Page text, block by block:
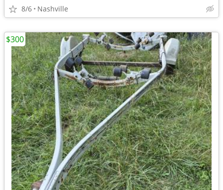
8/6 Nashville
$300